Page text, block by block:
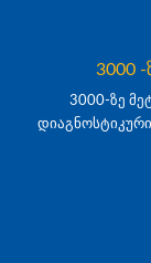
3000 -
3000-ზე